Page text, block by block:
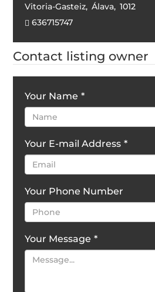
Vitoria-Gasteiz, Álava, 1012
636715747
Contact listing owner
Your Name *
Your E-mail Address *
Your Phone Number
Your Message *